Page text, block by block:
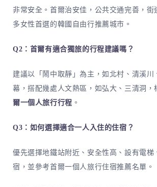
非常安全。首爾治安佳，公共交通完善，街
多女性首選的韓國自由行推薦城市。
Q2：首爾有適合獨旅的行程建議嗎？
建議以「鬧中取靜」為主，如北村、清溪川
幕，搭配幾處人文熱區，如弘大、三清洞，
爾一個人旅行行程 。
Q3：如何選擇適合一人入住的住宿？
優先選擇地鐵站附近、安全性高、設有電梯
宿，並參考首爾一個人旅行住宿推薦名單。